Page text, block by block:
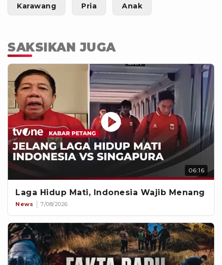
Karawang Pria Anak
SAKSIKAN JUGA
06:16
Laga Hidup Mati, Indonesia Wajib Menang
News 7/08/2026